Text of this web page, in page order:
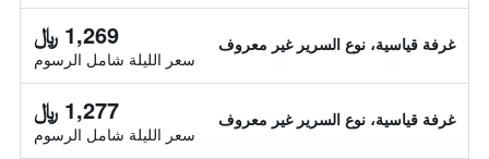
غرفة قياسية، نوع السرير غير معروف 1,269 ﷼
سعر الليلة شامل الرسوم
غرفة قياسية، نوع السرير غير معروف 1,277 ﷼
سعر الليلة شامل الرسوم